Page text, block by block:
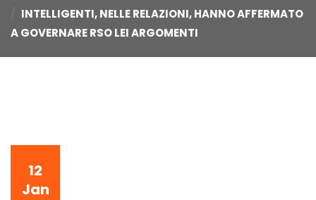
INTELLIGENTI, NELLE RELAZIONI, HANNO AFFERMATO
A GOVERNARE RSO LEI ARGOMENTI
12
Jan